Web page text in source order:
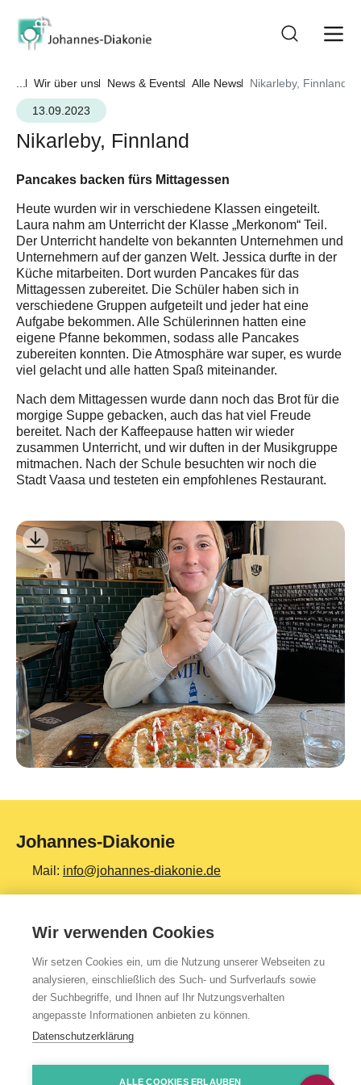
... Wir über uns News & Events Alle News
Nikarleby, Finnland
13.09.2023
Nikarleby, Finnland
Pancakes backen fürs Mittagessen
Heute wurden wir in verschiedene Klassen eingeteilt.
Laura nahm am Unterricht der Klasse „Merkonom“ Teil.
Der Unterricht handelte von bekannten Unternehmen und
Unternehmern auf der ganzen Welt. Jessica durfte in der
Küche mitarbeiten. Dort wurden Pancakes für das
Mittagessen zubereitet. Die Schüler haben sich in
verschiedene Gruppen aufgeteilt und jeder hat eine
Aufgabe bekommen. Alle Schülerinnen hatten eine
eigene Pfanne bekommen, sodass alle Pancakes
zubereiten konnten. Die Atmosphäre war super, es wurde
viel gelacht und alle hatten Spaß miteinander.
Nach dem Mittagessen wurde dann noch das Brot für die
morgige Suppe gebacken, auch das hat viel Freude
bereitet. Nach der Kaffeepause hatten wir wieder
zusammen Unterricht, und wir duften in der Musikgruppe
mitmachen. Nach der Schule besuchten wir noch die
Stadt Vaasa und testeten ein empfohlenes Restaurant.
Johannes-Diakonie
Mail: info@johannes-diakonie.de
Tel:06261 - 88-0
Top Themen
Teilhabe & Assistenz
Altenpflege
Wir verwenden Cookies
Wir setzen Cookies ein, um die Nutzung unserer Webseiten zu
analysieren, einschließlich des Such- und Surfverlaufs sowie
der Suchbegriffe, und Ihnen auf Ihr Nutzungsverhalten
angepasste Informationen anbieten zu können.
Datenschutzerklärung
ALLE COOKIES ERLAUBEN